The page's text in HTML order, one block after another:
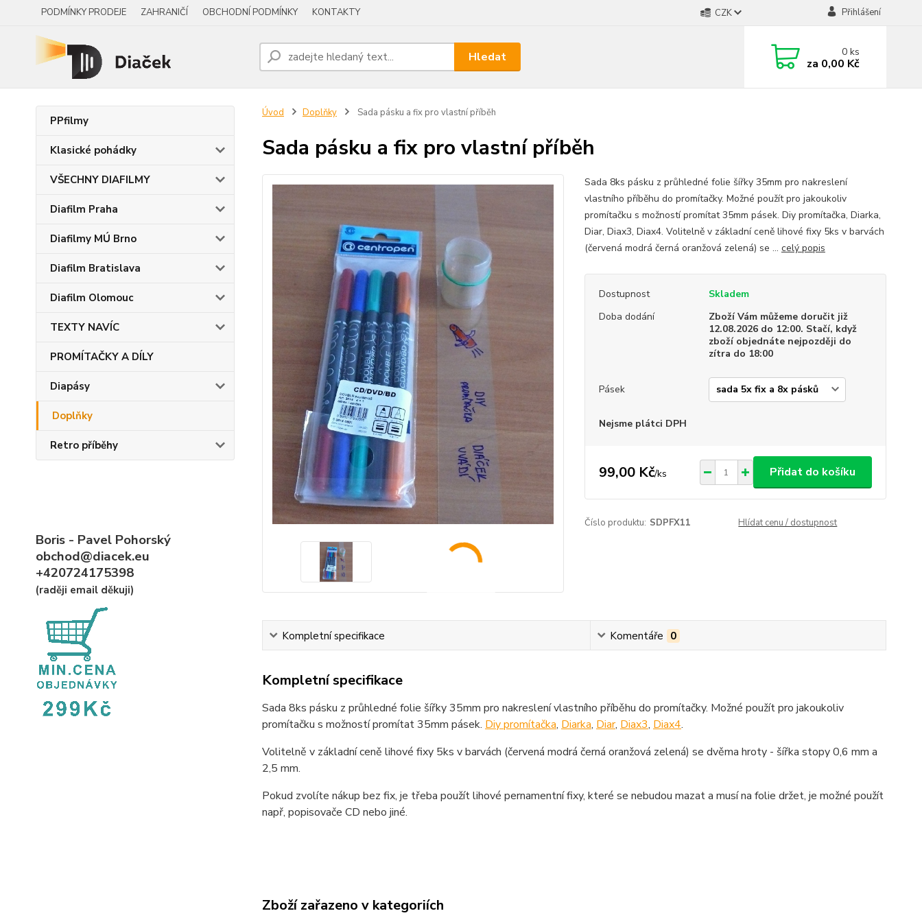
PODMÍNKY PRODEJE ZAHRANIČÍ OBCHODNÍ PODMÍNKY KONTAKTY CZK Přihlášení
Hledat 0ks
za 0,00 Kč
PPfilmy
Klasické pohádky
VŠECHNY DIAFILMY
Diafilm Praha
Diafilmy MÚ Brno
Diafilm Bratislava
Diafilm Olomouc
TEXTY NAVÍC
PROMÍTAČKY A DÍLY
Diapásy
Doplňky
Retro příběhy
Boris - Pavel Pohorský
obchod@diacek.eu
+420724175398
(raději email děkuji)
Úvod Doplňky Sada pásku a fix pro vlastní příběh
Sada pásku a fix pro vlastní příběh
Sada 8ks pásku z průhledné folie šířky 35mm pro nakreslení
vlastního příběhu do promítačky. Možné použít pro jakoukoliv
promítačku s možností promítat 35mm pásek. Diy promítačka, Diarka,
Diar, Diax3, Diax4. Volitelně v základní ceně lihové fixy 5ks v barvách
(červená modrá černá oranžová zelená) se ... celý popis
Dostupnost
Skladem
Doba dodání
Zboží Vám můžeme doručit již
12.08.2026 do 12:00. Stačí, když
zboží objednáte nejpozději do
zítra do 18:00
Pásek
Nejsme plátci DPH
99,00 Kč/ks Přidat do košíku
Číslo produktu: SDPFX11 Hlídat cenu / dostupnost
Kompletní specifikace Komentáře 0
Kompletní specifikace
Sada 8ks pásku z průhledné folie šířky 35mm pro nakreslení vlastního příběhu do promítačky. Možné použít pro jakoukoliv
promítačku s možností promítat 35mm pásek. Diy promítačka, Diarka, Diar, Diax3, Diax4.
Volitelně v základní ceně lihové fixy 5ks v barvách (červená modrá černá oranžová zelená) se dvěma hroty - šířka stopy 0,6 mm a
2,5 mm.
Pokud zvolíte nákup bez fix, je třeba použít lihové pernamentní fixy, které se nebudou mazat a musí na folie držet, je možné použít
např, popisovače CD nebo jiné.
Zboží zařazeno v kategoriích